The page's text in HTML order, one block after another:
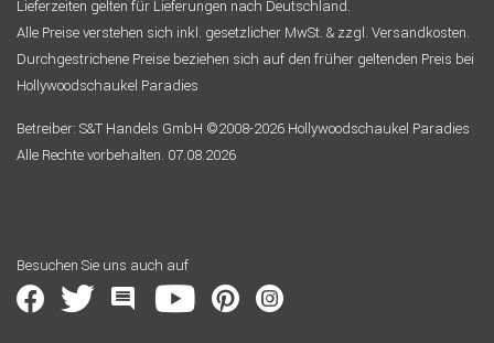
Lieferzeiten gelten für Lieferungen nach Deutschland.
Alle Preise verstehen sich inkl. gesetzlicher MwSt. & zzgl. Versandkosten.
Durchgestrichene Preise beziehen sich auf den früher geltenden Preis bei
Hollywoodschaukel Paradies
Betreiber: S&T Handels GmbH ©2008-2026 Hollywoodschaukel Paradies
Alle Rechte vorbehalten. 07.08.2026
Besuchen Sie uns auch auf